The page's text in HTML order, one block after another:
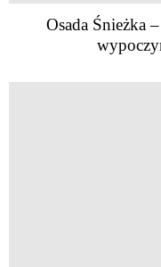
Osada Śnieżka